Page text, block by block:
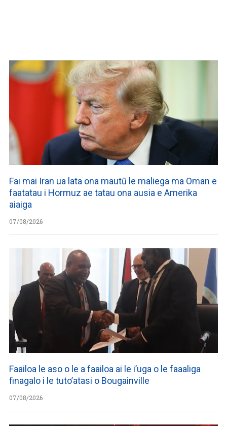
Fai mai Iran ua lata ona mautū le maliega ma Oman e
faatatau i Hormuz ae tatau ona ausia e Amerika
aiaiga
07/08/2026
Faailoa le aso o le a faailoa ai le i’uga o le faaaliga
finagalo i le tuto’atasi o Bougainville
07/08/2026